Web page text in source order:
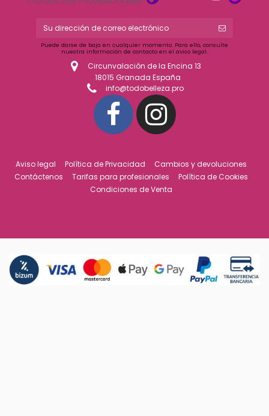
Puede darse de baja en cualquier momento. Para ello, consulte
nuestra información de contacto en el aviso legal.
Circunvalación de la Encina 13
18015 Granada España
info@todobelleza.pro
Aviso legal Política de Privacidad
Cambios y devoluciones
Contáctenos
Tarifas para profesionales
Política de Cookies
Condiciones de Venta